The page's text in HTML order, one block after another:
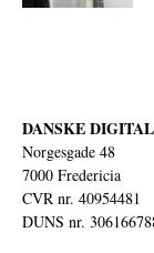
DANSKE
Norgesgade 48
7000 Fredericia
CVR nr. 40954481
DUNS nr.